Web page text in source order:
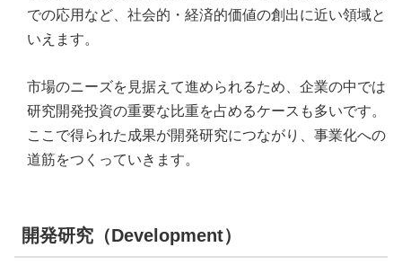
での応用など、社会的・経済的価値の創出に近い領域と
いえます。
市場のニーズを見据えて進められるため、企業の中では
研究開発投資の重要な比重を占めるケースも多いです。
ここで得られた成果が開発研究につながり、事業化への
道筋をつくっていきます。
開発研究（Development）